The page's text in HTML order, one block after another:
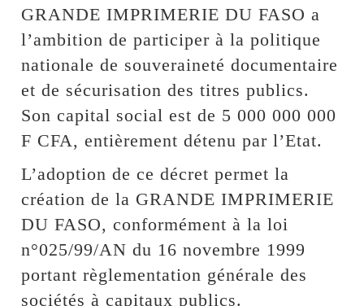
GRANDE IMPRIMERIE DU FASO a
l’ambition de participer à la politique
nationale de souveraineté documentaire
et de sécurisation des titres publics.
Son capital social est de 5 000 000 000
F CFA, entièrement détenu par l’Etat.
L’adoption de ce décret permet la
création de la GRANDE IMPRIMERIE
DU FASO, conformément à la loi
n°025/99/AN du 16 novembre 1999
portant règlementation générale des
sociétés à capitaux publics.